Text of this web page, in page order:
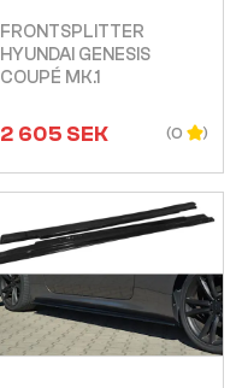
FRONTSPLITTER
HYUNDAI GENESIS
COUPÉ MK.1
2 605 SEK (0
Visa